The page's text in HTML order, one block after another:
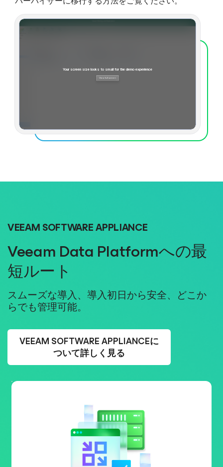
VEEAM SOFTWARE APPLIANCE
Veeam Data Platformへの最
短ルート
スムーズな導入、導入初日から安全、どこか
らでも管理可能。
VEEAM SOFTWARE APPLIANCEに
ついて詳しく見る